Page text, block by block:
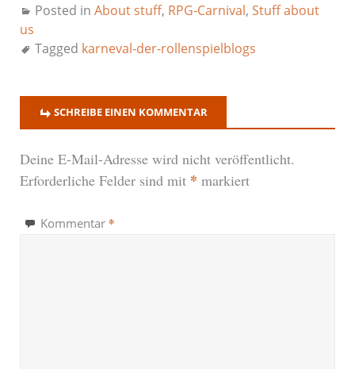
Posted in About stuff, RPG-Carnival, Stuff about
us
Tagged karneval-der-rollenspielblogs
SCHREIBE EINEN KOMMENTAR
Deine E-Mail-Adresse wird nicht veröffentlicht.
Erforderliche Felder sind mit * markiert
Kommentar *